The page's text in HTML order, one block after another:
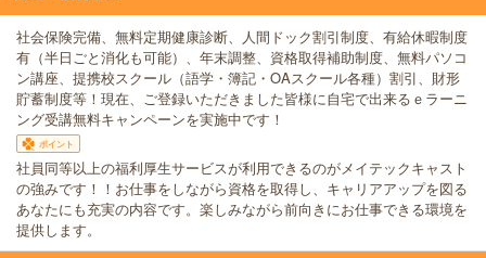
社会保険完備、無料定期健康診断、人間ドック割引制度、有給休暇制度
有（半日ごと消化も可能）、年末調整、資格取得補助制度、無料パソコ
ン講座、提携校スクール（語学・簿記・OAスクール各種）割引、財形
貯蓄制度等！現在、ご登録いただきました皆様に自宅で出来るｅラーニ
ング受講無料キャンペーンを実施中です！
ポイント
社員同等以上の福利厚生サービスが利用できるのがメイテックキャスト
の強みです！！お仕事をしながら資格を取得し、キャリアアップを図る
あなたにも充実の内容です。楽しみながら前向きにお仕事できる環境を
提供します。